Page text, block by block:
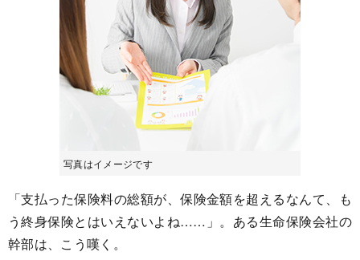
写真はイメージです
「支払った保険料の総額が、保険金額を超えるなんて、も
う終身保険とはいえないよね……」。ある生命保険会社の
幹部は、こう嘆く。